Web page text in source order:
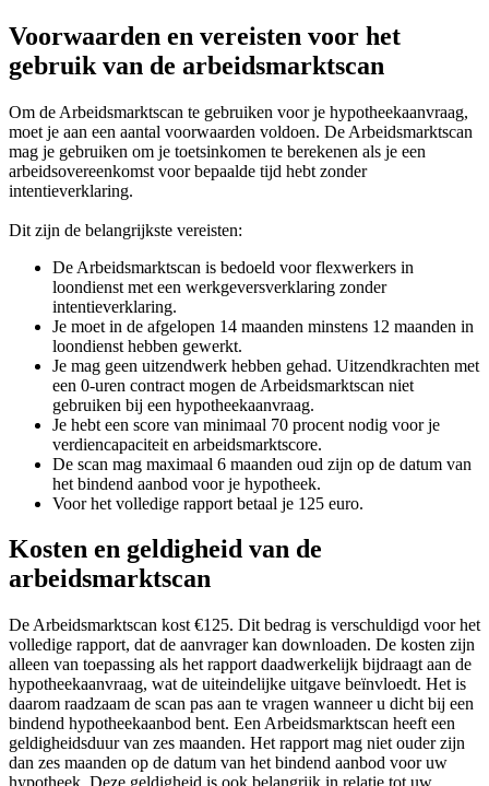
Voorwaarden en vereisten voor het
gebruik van de arbeidsmarktscan
Om de Arbeidsmarktscan te gebruiken voor je hypotheekaanvraag,
moet je aan een aantal voorwaarden voldoen. De Arbeidsmarktscan
mag je gebruiken om je toetsinkomen te berekenen als je een
arbeidsovereenkomst voor bepaalde tijd hebt zonder
intentieverklaring.
Dit zijn de belangrijkste vereisten:
De Arbeidsmarktscan is bedoeld voor flexwerkers in
loondienst met een werkgeversverklaring zonder
intentieverklaring.
Je moet in de afgelopen 14 maanden minstens 12 maanden in
loondienst hebben gewerkt.
Je mag geen uitzendwerk hebben gehad. Uitzendkrachten met
een 0-uren contract mogen de Arbeidsmarktscan niet
gebruiken bij een hypotheekaanvraag.
Je hebt een score van minimaal 70 procent nodig voor je
verdiencapaciteit en arbeidsmarktscore.
De scan mag maximaal 6 maanden oud zijn op de datum van
het bindend aanbod voor je hypotheek.
Voor het volledige rapport betaal je 125 euro.
Kosten en geldigheid van de
arbeidsmarktscan
De Arbeidsmarktscan kost €125. Dit bedrag is verschuldigd voor het
volledige rapport, dat de aanvrager kan downloaden. De kosten zijn
alleen van toepassing als het rapport daadwerkelijk bijdraagt aan de
hypotheekaanvraag, wat de uiteindelijke uitgave beïnvloedt. Het is
daarom raadzaam de scan pas aan te vragen wanneer u dicht bij een
bindend hypotheekaanbod bent. Een Arbeidsmarktscan heeft een
geldigheidsduur van zes maanden. Het rapport mag niet ouder zijn
dan zes maanden op de datum van het bindend aanbod voor uw